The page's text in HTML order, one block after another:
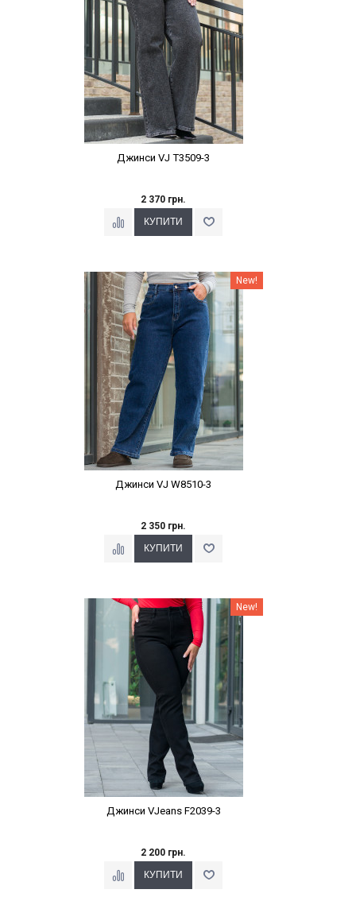
Джинси VJ T3509-3
2 370 грн.
Наклейки Варіант з % New!
Джинси VJ W8510-3
2 350 грн.
Наклейки Варіант з % New!
Джинси VJeans F2039-3
2 200 грн.